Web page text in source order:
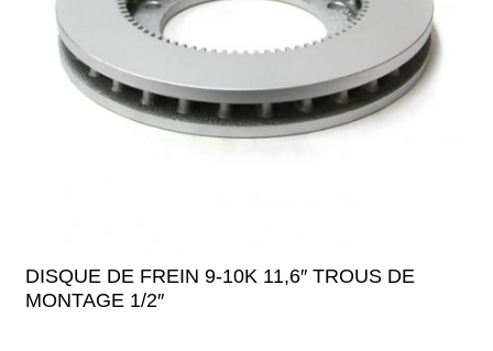
DISQUE DE FREIN 9-10K 11,6″ TROUS DE
MONTAGE 1/2″